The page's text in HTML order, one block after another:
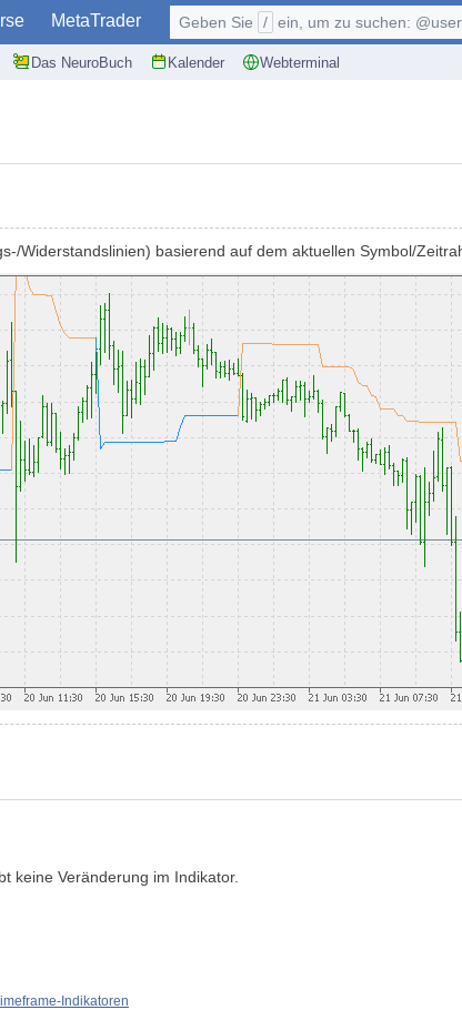
MetaTrader
Das NeuroBuch Kalender Webterminal
Geben Sie / ein, um zu suchen: @user, $symbol, ...
Widerstandslinien) basierend auf dem aktuellen Symbol/
keine Veränderung im Indikator.
Indikatoren